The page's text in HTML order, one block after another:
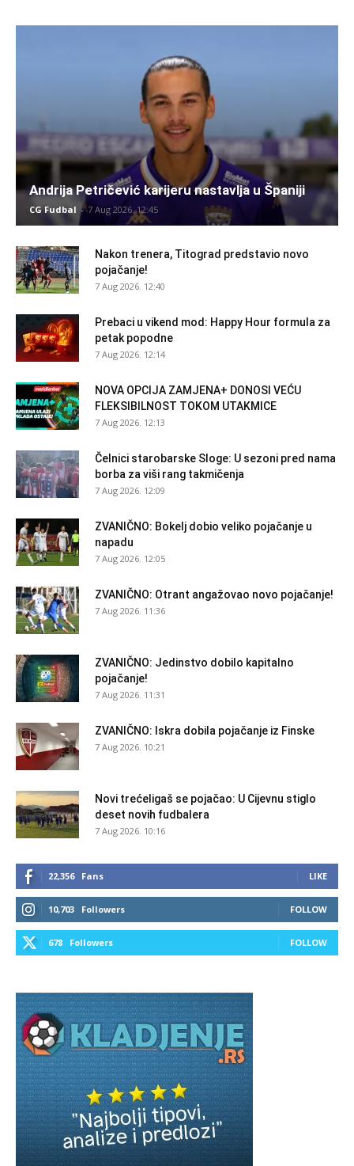
Andrija Petričević karijeru nastavlja u Španiji
CG Fudbal - 7 Aug 2026. 12:45
Nakon trenera, Titograd predstavio novo
pojačanje!
7 Aug 2026. 12:40
Prebaci u vikend mod: Happy Hour formula za
petak popodne
7 Aug 2026. 12:14
NOVA OPCIJA ZAMJENA+ DONOSI VEĆU
FLEKSIBILNOST TOKOM UTAKMICE
7 Aug 2026. 12:13
Čelnici starobarske Sloge: U sezoni pred nama
borba za viši rang takmičenja
7 Aug 2026. 12:09
ZVANIČNO: Bokelj dobio veliko pojačanje u
napadu
7 Aug 2026. 12:05
ZVANIČNO: Otrant angažovao novo pojačanje!
7 Aug 2026. 11:36
ZVANIČNO: Jedinstvo dobilo kapitalno
pojačanje!
7 Aug 2026. 11:31
ZVANIČNO: Iskra dobila pojačanje iz Finske
7 Aug 2026. 10:21
Novi trećeligaš se pojačao: U Cijevnu stiglo
deset novih fudbalera
7 Aug 2026. 10:16
22,356 Fans LIKE
10,703 Followers FOLLOW
678 Followers FOLLOW